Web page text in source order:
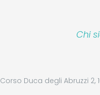
Chi
Corso Duca degli Abruzzi 2,